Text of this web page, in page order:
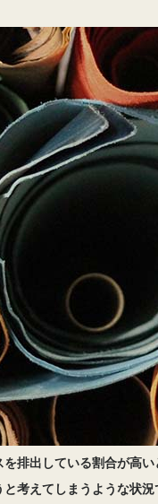
排出している割合が高い
考えてしまうような状況